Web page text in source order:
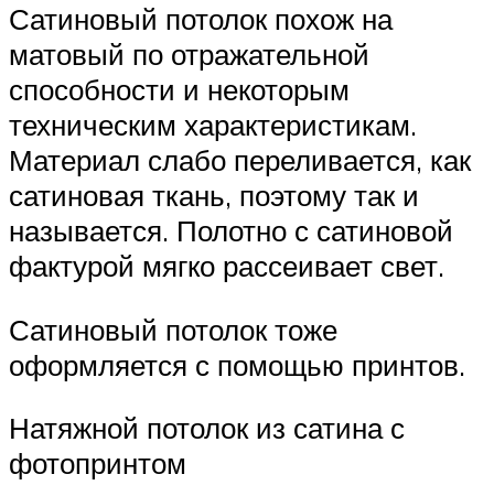
Сатиновый потолок похож на
матовый по отражательной
способности и некоторым
техническим характеристикам.
Материал слабо переливается, как
сатиновая ткань, поэтому так и
называется. Полотно с сатиновой
фактурой мягко рассеивает свет.
Сатиновый потолок тоже
оформляется с помощью принтов.
Натяжной потолок из сатина с
фотопринтом